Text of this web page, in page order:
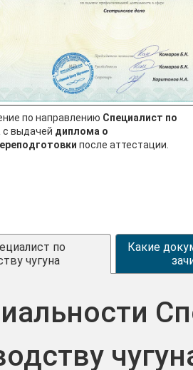
по направлению Специалист по
с выдачей диплома о
после аттестации.
по
чугуна
Какие